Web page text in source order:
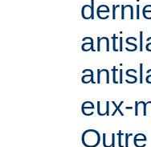
eux-